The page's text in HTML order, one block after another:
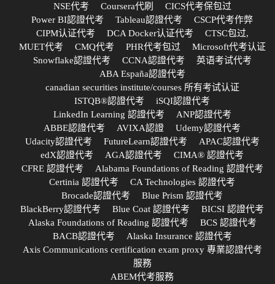
NSE代考
Coursera代刷
CICS代考保包过
Power BI認證代考
Tableau認證代考
CSCP代考作弊
CIPM认证代考
DCA Docker认证代考
CTSC包过,
MUET代考
CMQ代考 PHR代考包过
Microsoft代考认证
Snowflake認證代考
CCNA認證代考
英语考试代考
ABA España認證代考
canadian securities institute/courses 所有考试认证
ISTQB®認證代考
iSQI認證代考
LinkedIn Learning 認證代考
ANP認證代考
ABBE認證代考
AVIXA認證
Udemy認證代考
Udacity認證代考
FutureLearn認證代考
APAC認證代考
edX認證代考
AGA認證代考
CIMA® 認證代考
CFRE 認證代考
Alabama Foundations of Reading 認證代考
Certinia 認證代考
CA Technologies 認證代考
Brocade認證代考
Blue Prism 認證代考
BlackBerry認證代考
Blue Coat 認證代考
BICSI 認證代考
Alaska Foundations of Reading 認證代考
BCS 認證代考
BACB認證代考
Alaska Insurance 認證代考
Axis Communications certification exam proxy 專業認證代考
服務
ABEM代考服務